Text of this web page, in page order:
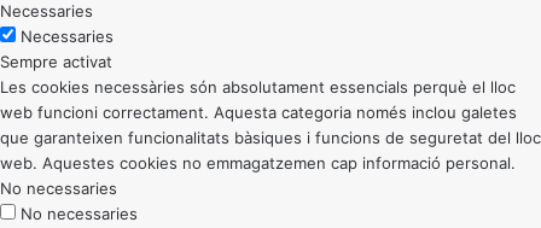
Necessaries
Necessaries
Sempre activat
Les cookies necessàries són absolutament essencials perquè el lloc
web funcioni correctament. Aquesta categoria només inclou galetes
que garanteixen funcionalitats bàsiques i funcions de seguretat del lloc
web. Aquestes cookies no emmagatzemen cap informació personal.
No necessaries
No necessaries